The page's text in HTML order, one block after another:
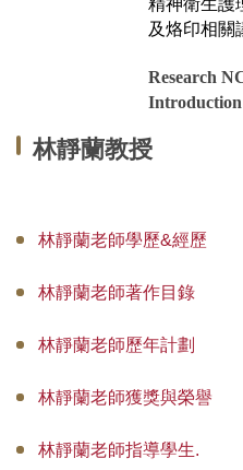
申請表及範本
及烙印相關
Research
Introduction
林靜蘭教授
林靜蘭老師學歷&經歷
林靜蘭老師著作目錄
林靜蘭老師歷年計劃
林靜蘭老師獲獎與榮譽
林靜蘭老師指導學生.